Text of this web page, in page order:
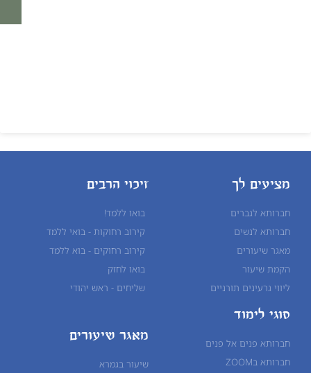
מציעים לך
חברותא לגברים
חברותא לנשים
מאגר שיעורים
הקמת שיעור
ליווי גרעינים תורניים
זיכוי הרבים
בואו ללמד!
קירוב רחוקות - בואי ללמד
קירוב רחוקים - בוא ללמד
בואו לחזק
שליחים - ראש יהודי
סוגי לימוד
חברותא פנים אל פנים
חברותא בZOOM
מאגר שיעורים
שיעור בגמרא